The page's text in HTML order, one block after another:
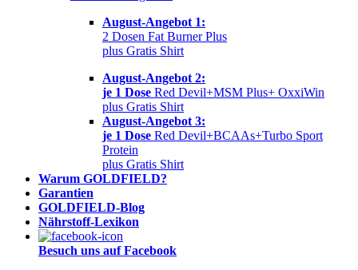
August-Angebot 1:
2 Dosen Fat Burner Plus
plus Gratis Shirt
August-Angebot 2:
je 1 Dose Red Devil+MSM Plus+ OxxiWin
plus Gratis Shirt
August-Angebot 3:
je 1 Dose Red Devil+BCAAs+Turbo Sport
Protein
plus Gratis Shirt
Warum GOLDFIELD?
Garantien
GOLDFIELD-Blog
Nährstoff-Lexikon
Besuch uns auf Facebook